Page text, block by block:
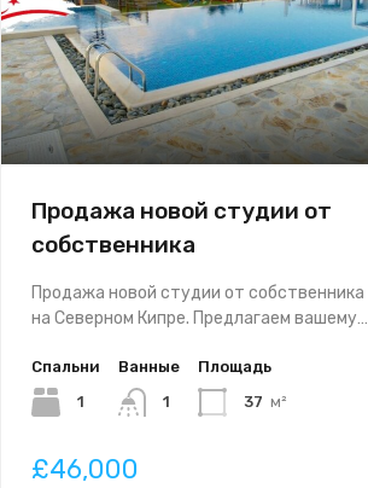
Продажа новой студии от
собственника
Продажа новой студии от собственника
на Северном Кипре. Предлагаем вашему…
Спальни
1
Ванные
1
Площадь
37 м²
£46,000